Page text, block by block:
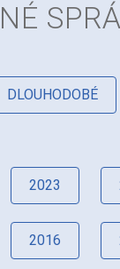
DLOUHODOBÉ
2023
2016